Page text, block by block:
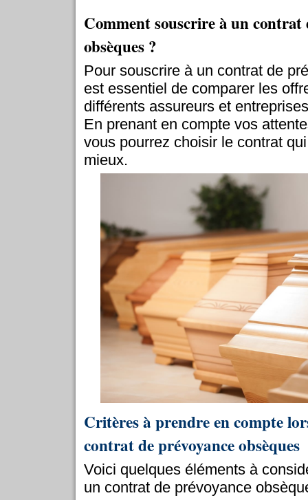
Comment souscrire à un contrat
obsèques ?
Pour souscrire à un contrat de
est essentiel de comparer les
différents assureurs et
En prenant en compte vos
vous pourrez choisir le contrat
mieux.
Critères à prendre en compte
contrat de prévoyance obsèques
Voici quelques éléments à
un contrat de prévoyance